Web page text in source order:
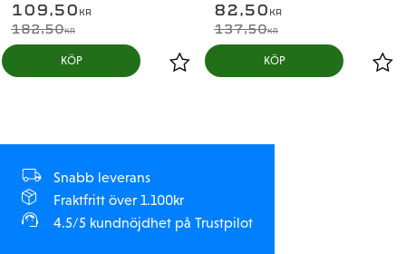
109,50 KR
182,50KR
KÖP
82,50 KR
137,50KR
KÖP
Snabb leverans
Fraktfritt över 1.100kr
4.5/5 kundnöjdhet på Trustpilot